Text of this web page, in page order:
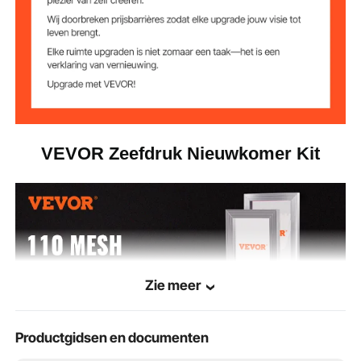
Mesh-materiaal
Nettogewicht 0,7 kg
Verpakkingsgroot
VEVOR Zeefdruk Nieuwkomer Kit
Zie meer
Productgidsen en documenten